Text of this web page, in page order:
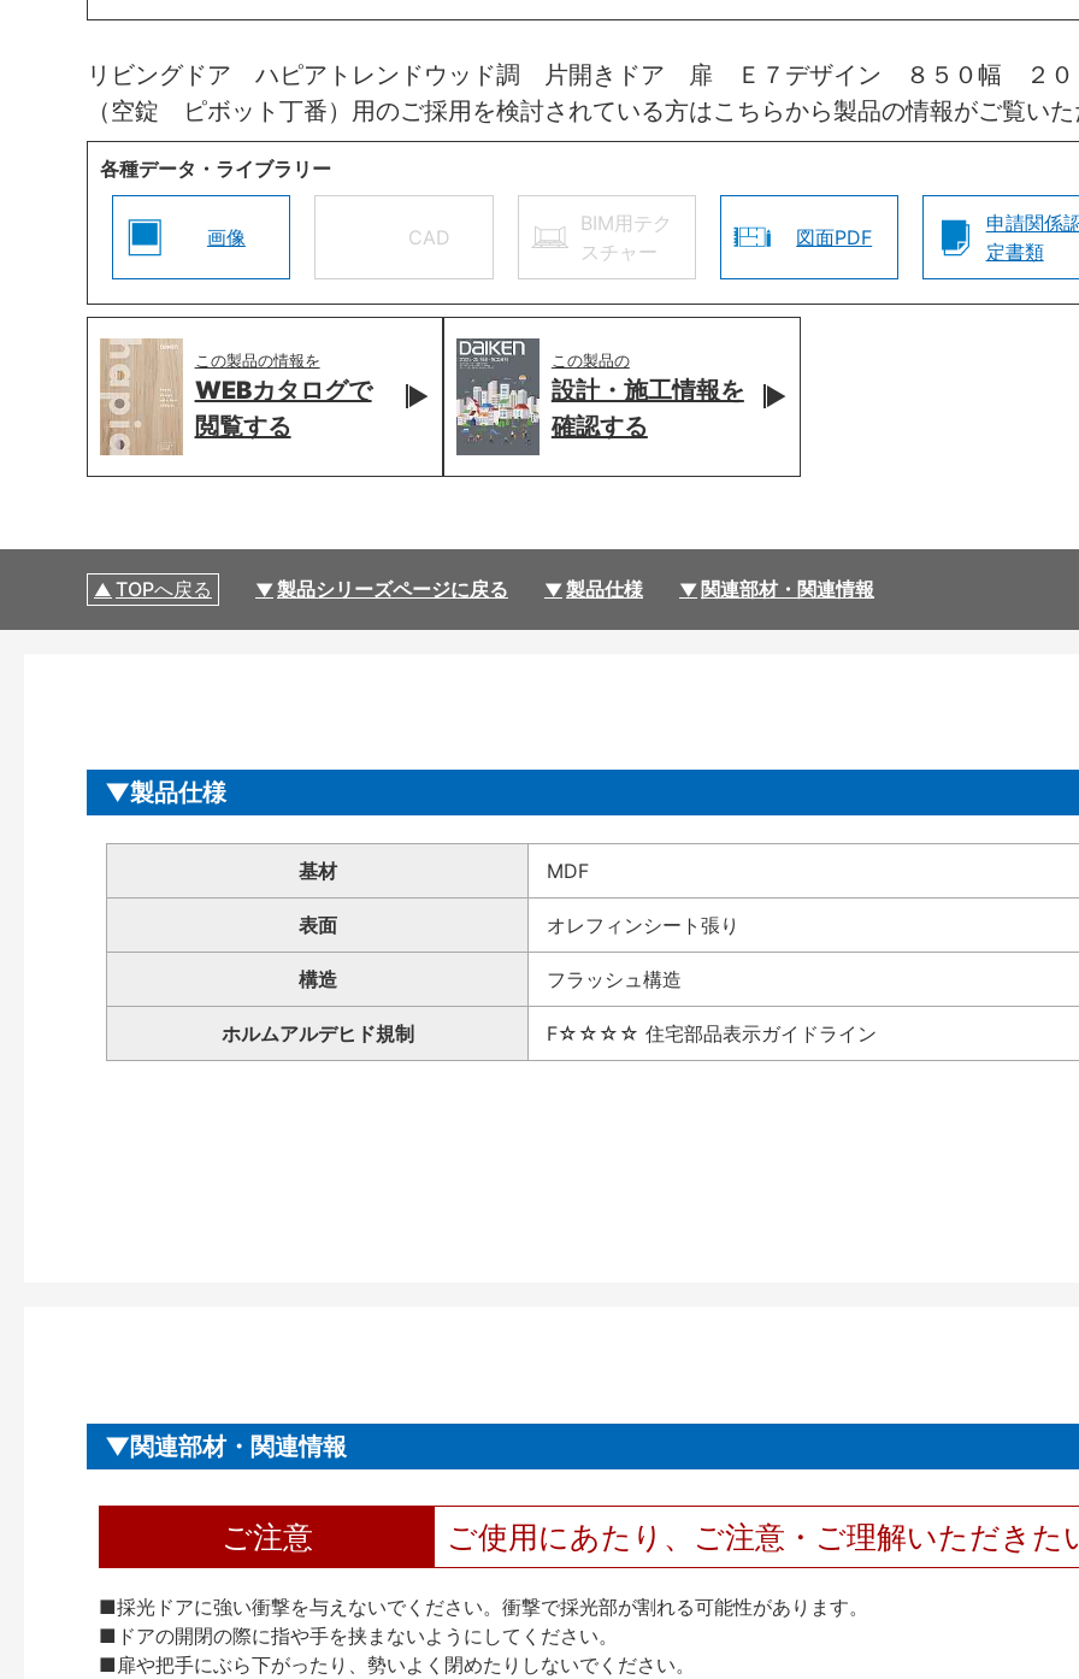
リビングドア ハピアトレンドウッド調 片開きドア 扉 Ｅ７デザイン ８５０幅 ２
（空錠 ピボット丁番）用のご採用を検討されている方はこちらから製品の情報がご覧い
各種データ・ライブラリー
画像 CAD
BIM用テク
スチャー
図面PDF
申請関係
定書類
この製品の情報を
WEBカタログで
閲覧する
この製品の
設計・施工情報を
確認する
TOPへ戻る 製品シリーズページに戻る 製品仕様 関連部材・関連情報
製品仕様
基材 MDF
表面 オレフィンシート張り
構造 フラッシュ構造
ホルムアルデヒド規制 F☆☆☆☆ 住宅部品表示ガイドライン
関連部材・関連情報
ご注意 ご使用にあたり、ご注意・ご理解いただきた
■採光ドアに強い衝撃を与えないでください。衝撃で採光部が割れる可能性があります。
■ドアの開閉の際に指や手を挟まないようにしてください。
■扉や把手にぶら下がったり、勢いよく閉めたりしないでください。